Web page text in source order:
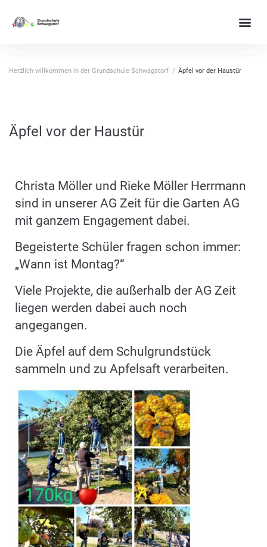
Herzlich willkommen in der Grundschule Schwagstorf / Äpfel vor der Haustür
Äpfel vor der Haustür
Christa Möller und Rieke Möller Herrmann
sind in unserer AG Zeit für die Garten AG
mit ganzem Engagement dabei.
Begeisterte Schüler fragen schon immer:
„Wann ist Montag?“
Viele Projekte, die außerhalb der AG Zeit
liegen werden dabei auch noch
angegangen.
Die Äpfel auf dem Schulgrundstück
sammeln und zu Apfelsaft verarbeiten.